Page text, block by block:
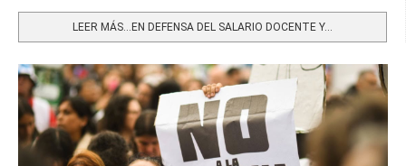
LEER MÁS…EN DEFENSA DEL SALARIO DOCENTE Y...